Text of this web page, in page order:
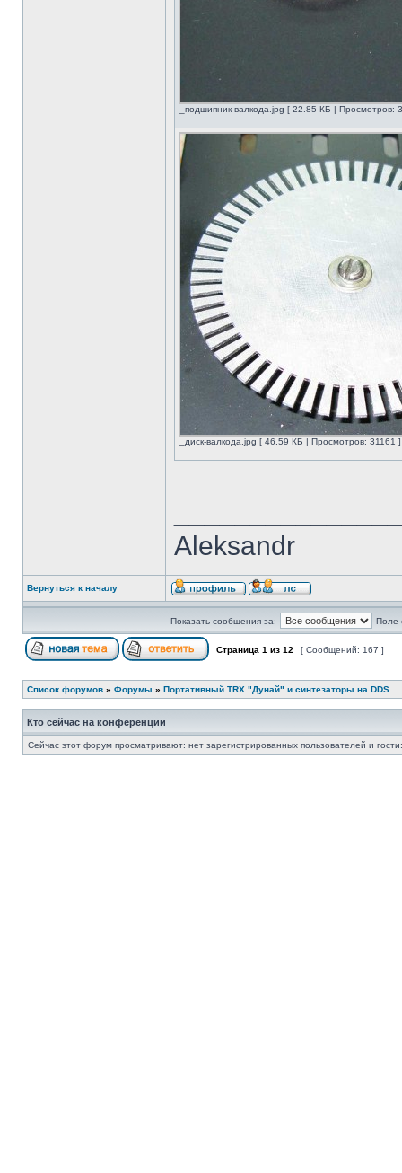
_подшипник-валкода.jpg [ 22.85 КБ | Просмотров:
_диск-валкода.jpg [ 46.59 КБ | Просмотров: 31161 ]
Aleksandr
Вернуться к началу
Показать сообщения за: Поле
Страница 1 из 12 [ Сообщений: 167 ]
Список форумов » Форумы » Портативный TRX "Дунай" и синтезаторы на DDS
Кто сейчас на конференции
Сейчас этот форум просматривают: нет зарегистрированных пользователей и